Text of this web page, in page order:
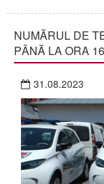
NUMĂRUL DE
PÂNĂ LA ORA
31.08.2023